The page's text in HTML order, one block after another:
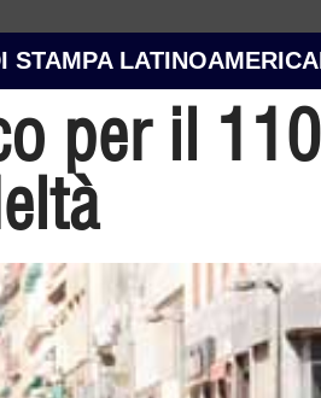
STAMPA
per il